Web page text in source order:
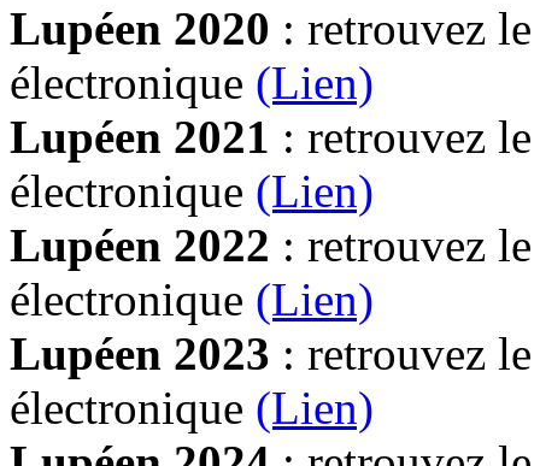
Lupéen 2020 : retrouvez
électronique (Lien)
Lupéen 2021 : retrouvez
électronique (Lien)
Lupéen 2022 : retrouvez
électronique (Lien)
Lupéen 2023 : retrouvez
électronique (Lien)